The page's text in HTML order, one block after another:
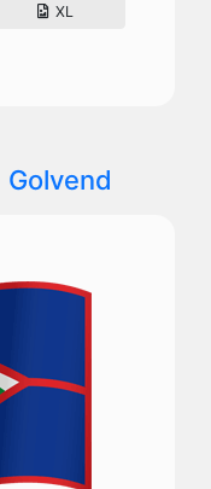
XL
Golvend